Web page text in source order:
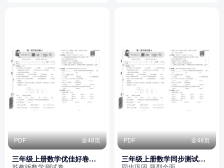
PDF 全48页
三年级上册数学优佳好卷
PDF 全48页
三年级上册数学同步测试卷